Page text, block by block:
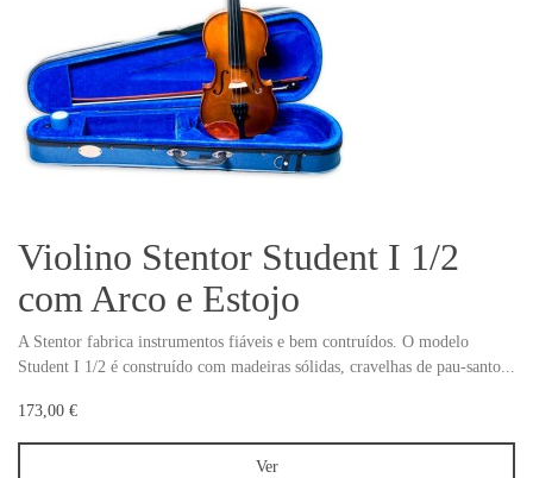
Violino Stentor Student I 1/2
com Arco e Estojo
A Stentor fabrica instrumentos fiáveis e bem contruídos. O modelo
Student I 1/2 é construído com madeiras sólidas, cravelhas de pau-santo...
173,00 €
Ver